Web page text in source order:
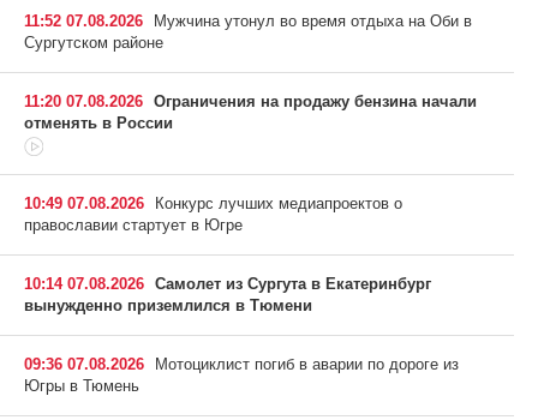
11:52 07.08.2026
Мужчина утонул во время отдыха на Оби в
Сургутском районе
11:20 07.08.2026 Ограничения на продажу бензина начали
отменять в России
10:49 07.08.2026
Конкурс лучших медиапроектов о
православии стартует в Югре
10:14 07.08.2026 Самолет из Сургута в Екатеринбург
вынужденно приземлился в Тюмени
09:36 07.08.2026
Мотоциклист погиб в аварии по дороге из
Югры в Тюмень